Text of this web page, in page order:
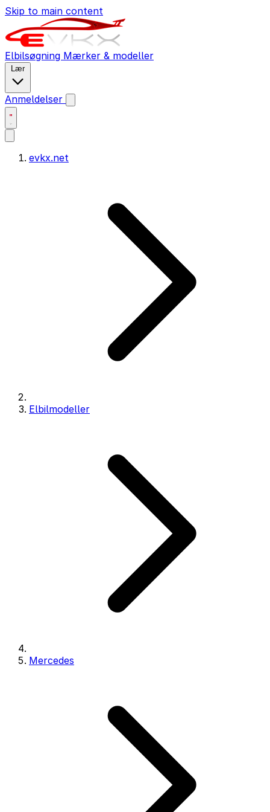
Skip to main content
Elbilsøgning Mærker & modeller
Lær
Anmeldelser
evkx.net
Elbilmodeller
Mercedes